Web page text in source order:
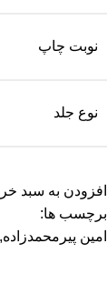
نوبت چاپ
نوع جلد
افزودن به سبد
برچسب ها:
امین پیرمحمدزاده,